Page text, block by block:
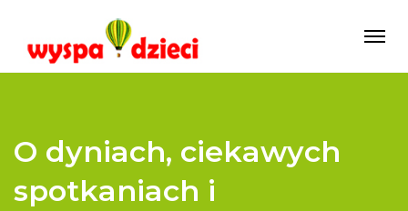
O dyniach, ciekawych
spotkaniach i